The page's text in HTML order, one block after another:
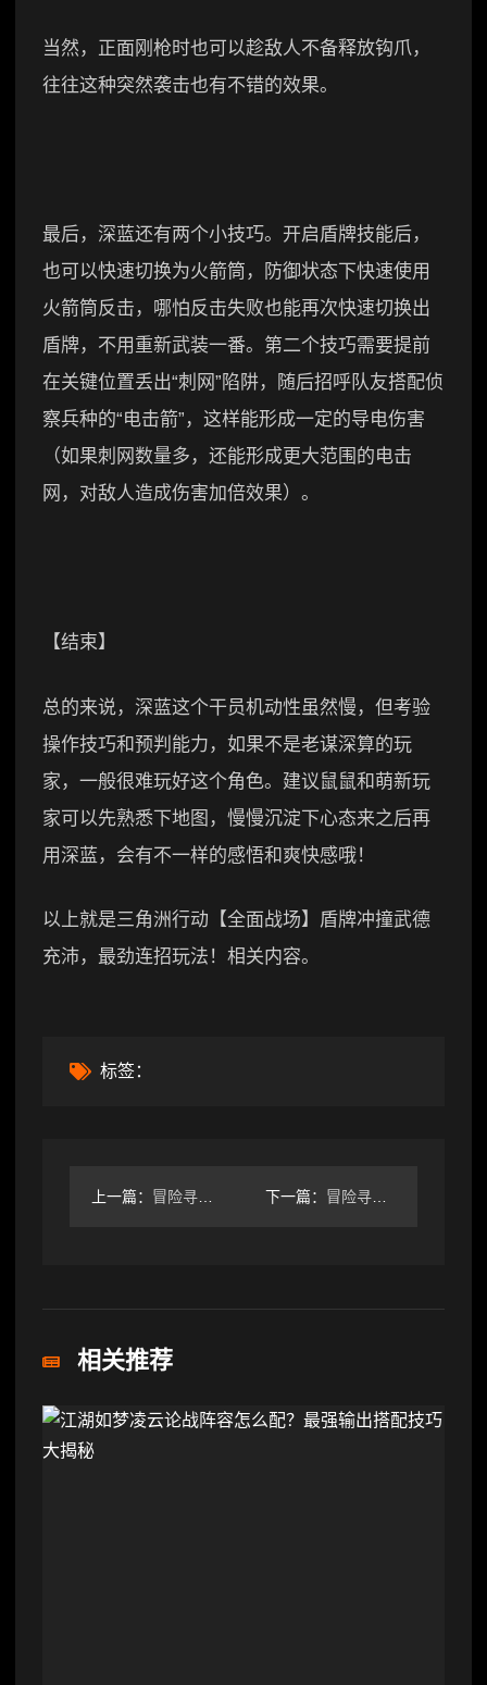
当然，正面刚枪时也可以趁敌人不备释放钩爪，
往往这种突然袭击也有不错的效果。
最后，深蓝还有两个小技巧。开启盾牌技能后，
也可以快速切换为火箭筒，防御状态下快速使用
火箭筒反击，哪怕反击失败也能再次快速切换出
盾牌，不用重新武装一番。第二个技巧需要提前
在关键位置丢出“刺网”陷阱，随后招呼队友搭配侦
察兵种的“电击箭”，这样能形成一定的导电伤害
（如果刺网数量多，还能形成更大范围的电击
网，对敌人造成伤害加倍效果）。
【结束】
总的来说，深蓝这个干员机动性虽然慢，但考验
操作技巧和预判能力，如果不是老谋深算的玩
家，一般很难玩好这个角色。建议鼠鼠和萌新玩
家可以先熟悉下地图，慢慢沉淀下心态来之后再
用深蓝，会有不一样的感悟和爽快感哦！
以上就是三角洲行动【全面战场】盾牌冲撞武德
充沛，最劲连招玩法！相关内容。
标签：
上一篇： 冒险寻宝然后打败魔王四牧进阶攻略之150全 boss 战 下一篇： 冒险寻宝然后打败魔王【攻略】S6四圣骑
相关推荐